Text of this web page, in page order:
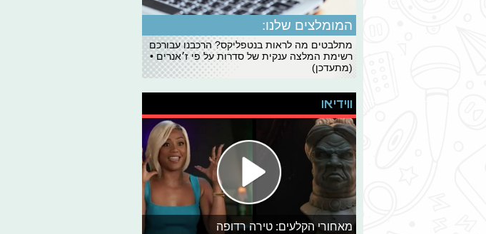
המומלצים שלנו:
מתלבטים מה לראות בנטפליקס? הרכבנו עבורכם
רשימת המלצה ענקית של סדרות על פי ז׳אנרים •
(מתעדכן)
ווידיאו
מאחורי הקלעים: טירה רדופה